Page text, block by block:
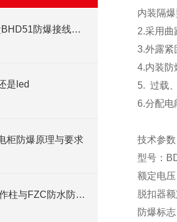
AH防爆接线盒BHD51防爆接线盒DN100有吗
是led
柜防爆原理与要求
BZC53防爆操作柱与FZC防水防尘防腐操作柱的区别
内装隔
2.采用
3.外露紧
4.内装防
5. 过载
6.分配电
技术参数
型号：
额定电
脱扣器
防爆标